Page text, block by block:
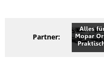
Partner: